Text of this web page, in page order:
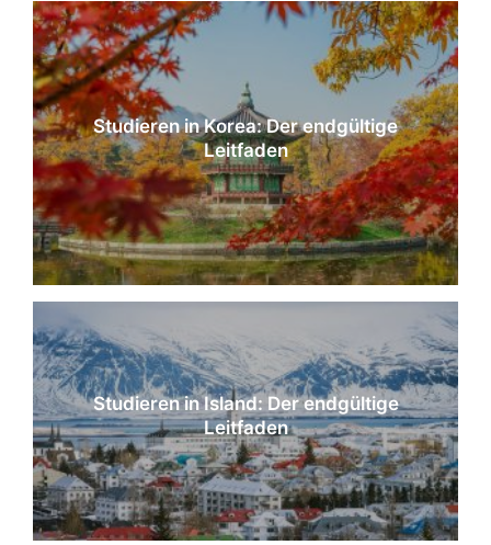
Studieren in Korea: Der endgültige
Leitfaden
Studieren in Island: Der endgültige
Leitfaden